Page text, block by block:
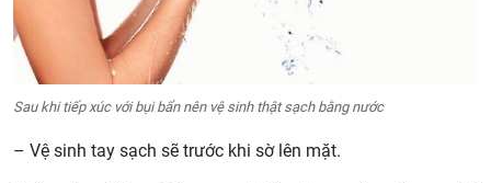
Sau khi tiếp xúc với bụi bẩn nên vệ sinh thật sạch bằng nước
– Vệ sinh tay sạch sẽ trước khi sờ lên mặt.